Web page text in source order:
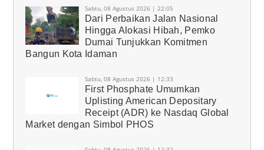
Sabtu, 08 Agustus 2026 | 22:05
Dari Perbaikan Jalan Nasional
Hingga Alokasi Hibah, Pemko
Dumai Tunjukkan Komitmen
Bangun Kota Idaman
Sabtu, 08 Agustus 2026 | 12:33
First Phosphate Umumkan
Uplisting American Depositary
Receipt (ADR) ke Nasdaq Global
Market dengan Simbol PHOS